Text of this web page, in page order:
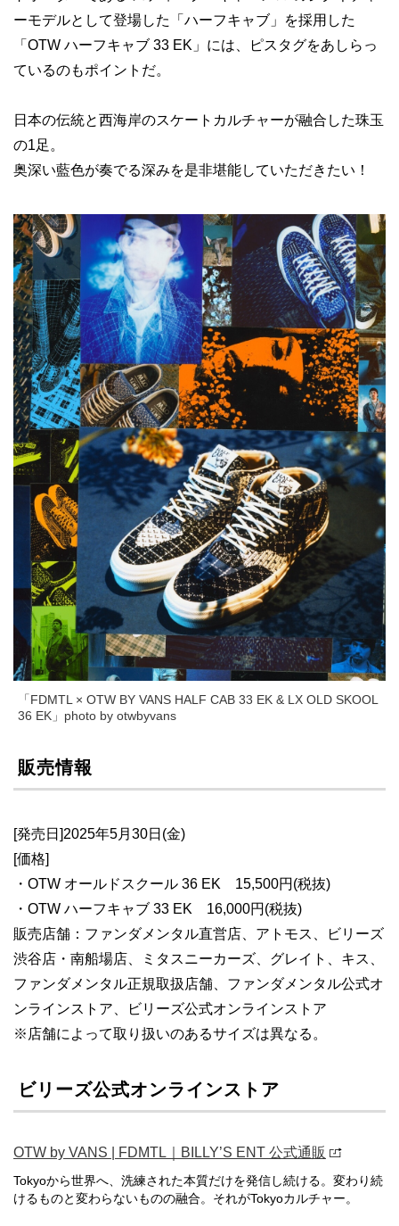
ーモデルとして登場した「ハーフキャブ」を採用した
「OTW ハーフキャブ 33 EK」には、ピスタグをあしらっ
ているのもポイントだ。
日本の伝統と西海岸のスケートカルチャーが融合した珠玉
の1足。
奥深い藍色が奏でる深みを是非堪能していただきたい！
「FDMTL × OTW BY VANS HALF CAB 33 EK & LX OLD SKOOL
36 EK」photo by otwbyvans
販売情報
[発売日]2025年5月30日(金)
[価格]
・OTW オールドスクール 36 EK 15,500円(税抜)
・OTW ハーフキャブ 33 EK 16,000円(税抜)
販売店舗：ファンダメンタル直営店、アトモス、ビリーズ
渋谷店・南船場店、ミタスニーカーズ、グレイト、キス、
ファンダメンタル正規取扱店舗、ファンダメンタル公式オ
ンラインストア、ビリーズ公式オンラインストア
※店舗によって取り扱いのあるサイズは異なる。
ビリーズ公式オンラインストア
OTW by VANS | FDMTL｜BILLY’S ENT 公式通販
Tokyoから世界へ、洗練された本質だけを発信し続ける。変わり続
けるものと変わらないものの融合。それがTokyoカルチャー。